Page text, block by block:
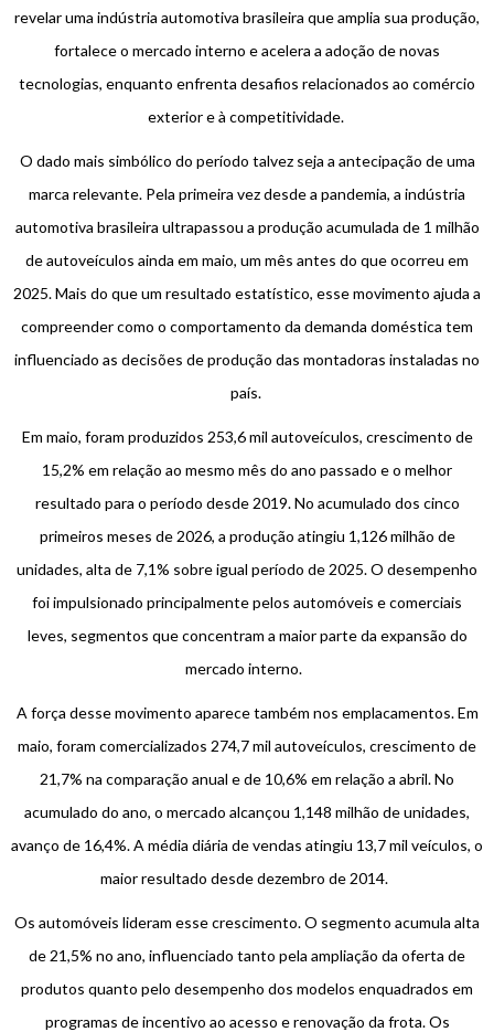
revelar uma indústria automotiva brasileira que amplia sua produção,
fortalece o mercado interno e acelera a adoção de novas
tecnologias, enquanto enfrenta desafios relacionados ao comércio
exterior e à competitividade.
O dado mais simbólico do período talvez seja a antecipação de uma
marca relevante. Pela primeira vez desde a pandemia, a indústria
automotiva brasileira ultrapassou a produção acumulada de 1 milhão
de autoveículos ainda em maio, um mês antes do que ocorreu em
2025. Mais do que um resultado estatístico, esse movimento ajuda a
compreender como o comportamento da demanda doméstica tem
influenciado as decisões de produção das montadoras instaladas no
país.
Em maio, foram produzidos 253,6 mil autoveículos, crescimento de
15,2% em relação ao mesmo mês do ano passado e o melhor
resultado para o período desde 2019. No acumulado dos cinco
primeiros meses de 2026, a produção atingiu 1,126 milhão de
unidades, alta de 7,1% sobre igual período de 2025. O desempenho
foi impulsionado principalmente pelos automóveis e comerciais
leves, segmentos que concentram a maior parte da expansão do
mercado interno.
A força desse movimento aparece também nos emplacamentos. Em
maio, foram comercializados 274,7 mil autoveículos, crescimento de
21,7% na comparação anual e de 10,6% em relação a abril. No
acumulado do ano, o mercado alcançou 1,148 milhão de unidades,
avanço de 16,4%. A média diária de vendas atingiu 13,7 mil veículos, o
maior resultado desde dezembro de 2014.
Os automóveis lideram esse crescimento. O segmento acumula alta
de 21,5% no ano, influenciado tanto pela ampliação da oferta de
produtos quanto pelo desempenho dos modelos enquadrados em
programas de incentivo ao acesso e renovação da frota. Os